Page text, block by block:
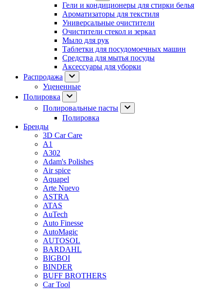
Гели и кондиционеры для стирки белья
Ароматизаторы для текстиля
Универсальные очистители
Очистители стекол и зеркал
Мыло для рук
Таблетки для посудомоечных машин
Средства для мытья посуды
Аксессуары для уборки
Распродажа
Уцененные
Полировка
Полировальные пасты
Полировка
Бренды
3D Car Care
A1
A302
Adam's Polishes
Air spice
Aquapel
Arte Nuevo
ASTRA
ATAS
AuTech
Auto Finesse
AutoMagic
AUTOSOL
BARDAHL
BIGBOI
BINDER
BUFF BROTHERS
Car Tool